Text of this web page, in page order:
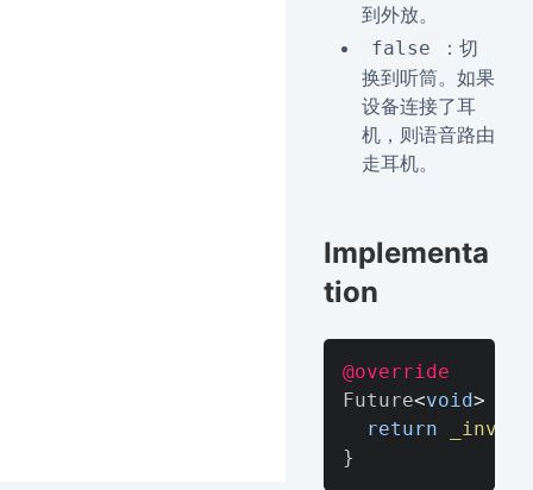
到外放。
false
：切
换到听筒。如果
设备连接了耳
机，则语音路由
走耳机。
Implementa
tion
@override
Future<void>
return
}